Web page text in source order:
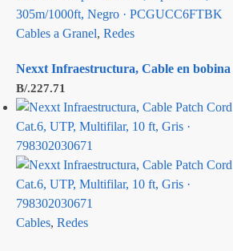
Cables a Granel, Redes
Nexxt Infraestructura, Cable en
B/.227.71
Cables, Redes